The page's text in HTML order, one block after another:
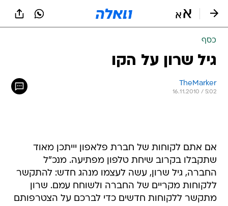
כסף
גיל שרון על הקו
TheMarker
16.11.2010 / 5:02
אם אתם לקוחות של חברת פלאפון יייתכן מאוד
שתקבלו בקרוב שיחת טלפון מפתיעה. מנכ"ל
החברה, גיל שרון, עשה לעצמו מנהג חדש: להתקשר
ללקוחות מקריים של החברה ולשוחח עמם. שרון
מתקשר ללקוחות חדשים כדי לברכם על הצטרפותם